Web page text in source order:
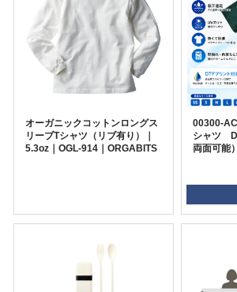
オーガニックコットンロングス
リーブTシャツ（リブ有り）｜
5.3oz｜OGL-914｜ORGABITS
00300-
シャツ
両面可能）